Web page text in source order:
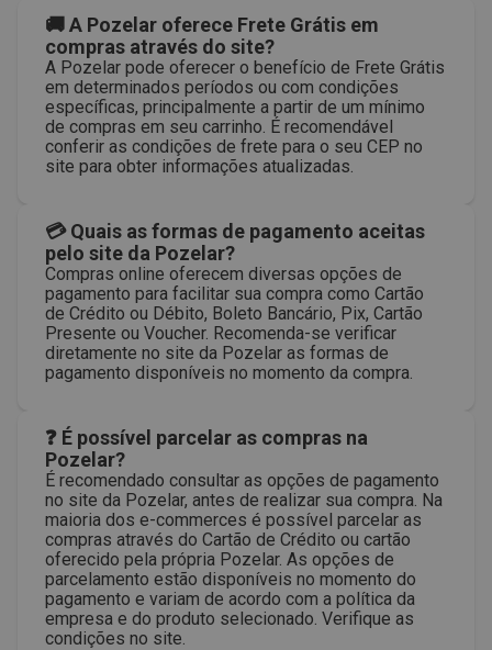
🚚 A Pozelar oferece Frete Grátis em
compras através do site?
A Pozelar pode oferecer o benefício de Frete Grátis
em determinados períodos ou com condições
específicas, principalmente a partir de um mínimo
de compras em seu carrinho. É recomendável
conferir as condições de frete para o seu CEP no
site para obter informações atualizadas.
💳 Quais as formas de pagamento aceitas
pelo site da Pozelar?
Compras online oferecem diversas opções de
pagamento para facilitar sua compra como Cartão
de Crédito ou Débito, Boleto Bancário, Pix, Cartão
Presente ou Voucher. Recomenda-se verificar
diretamente no site da Pozelar as formas de
pagamento disponíveis no momento da compra.
❓ É possível parcelar as compras na
Pozelar?
É recomendado consultar as opções de pagamento
no site da Pozelar, antes de realizar sua compra. Na
maioria dos e-commerces é possível parcelar as
compras através do Cartão de Crédito ou cartão
oferecido pela própria Pozelar. As opções de
parcelamento estão disponíveis no momento do
pagamento e variam de acordo com a política da
empresa e do produto selecionado. Verifique as
condições no site.